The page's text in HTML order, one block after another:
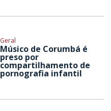
Geral
Músico de Corumbá é
preso por
compartilhamento de
pornografia infantil